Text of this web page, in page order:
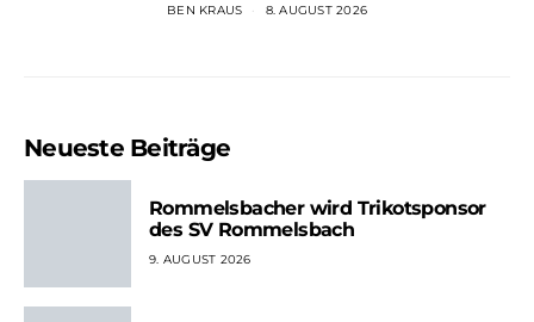
BEN KRAUS 8. AUGUST 2026
Neueste Beiträge
Rommelsbacher wird Trikotsponsor
des SV Rommelsbach
9. AUGUST 2026